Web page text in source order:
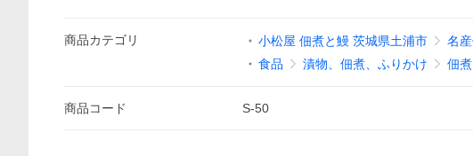
商品カテゴリ 小松屋 佃煮と鰻 茨城県土浦市 名
食品
漬物、佃煮、ふりかけ 佃煮
商品コード S-50